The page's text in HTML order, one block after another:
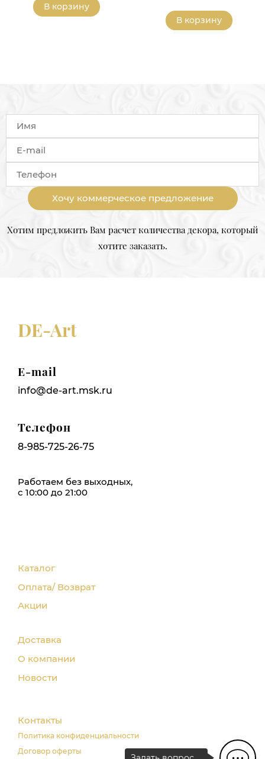
В корзину
В корзину
Хочу коммерческое предложение
Хотим предложить Вам расчет количества декора, который
хотите заказать.
DE-Art
E-mail
info@de-art.msk.ru
Телефон
8-985-725-26-75
Работаем без выходных,
с 10:00 до 21:00
Каталог
Оплата/ Возврат
Акции
Доставка
О компании
Новости
Контакты
Политика конфиденциальности
Договор оферты